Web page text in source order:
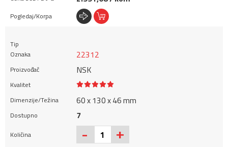
22312
NSK
60 x 130 x 46 mm
7
- +